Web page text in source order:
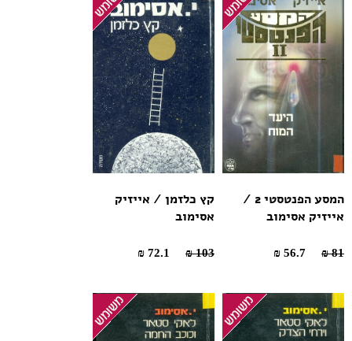
המסע הפנטסטי 2 /
אייזיק אסימוב
81 ₪
קץ כלזמן / אייזיק
אסימוב
103 ₪